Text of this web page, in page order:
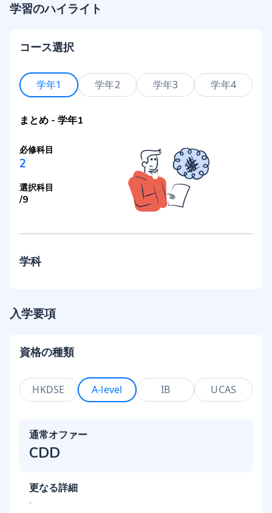
学習のハイライト
コース選択
学年1 学年2 学年3 学年4
まとめ - 学年1
必修科目
2
選択科目
/9
学科
入学要項
資格の種類
HKDSE A-level IB UCAS
通常オファー
CDD
更なる詳細
-